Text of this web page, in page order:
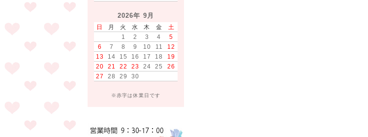
2026年 9月
日 月 火 水 木 金
土
1
2 3 4
5
6
7 8 9 10 11
12
13
14 15 16 17 18
19
20
21 22 23 24 25
26
27
28 29 30
※赤字は休業日です